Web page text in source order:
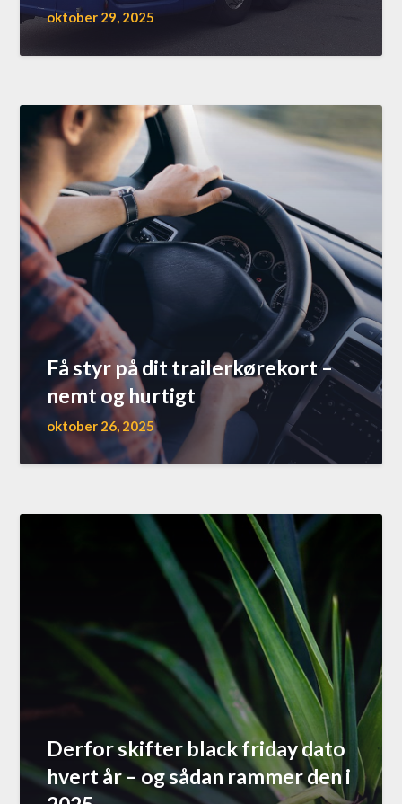
oktober 29, 2025
Få styr på dit trailerkørekort –
nemt og hurtigt
oktober 26, 2025
Derfor skifter black friday dato
hvert år – og sådan rammer den i